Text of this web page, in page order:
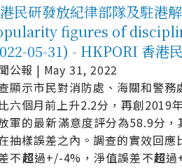
民研發放紀律部隊及駐港
figures of
05-31) - HKPORI 香港
公報 | May 31, 2022
顯示市民對消防處、海關和警
六個月前上升2.2分，再創2019
軍的最新滿意度評分為58.9分
抽樣誤差之內。調查的實效回
不超過+/-4%，淨值誤差不超過